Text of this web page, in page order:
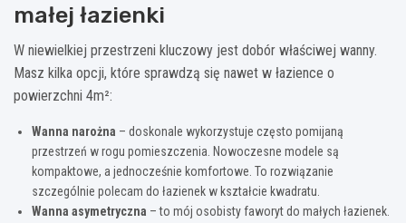
małej łazienki
W niewielkiej przestrzeni kluczowy jest dobór właściwej wanny.
Masz kilka opcji, które sprawdzą się nawet w łazience o
powierzchni 4m²:
Wanna narożna – doskonale wykorzystuje często pomijaną
przestrzeń w rogu pomieszczenia. Nowoczesne modele są
kompaktowe, a jednocześnie komfortowe. To rozwiązanie
szczególnie polecam do łazienek w kształcie kwadratu.
Wanna asymetryczna – to mój osobisty faworyt do małych łazienek.